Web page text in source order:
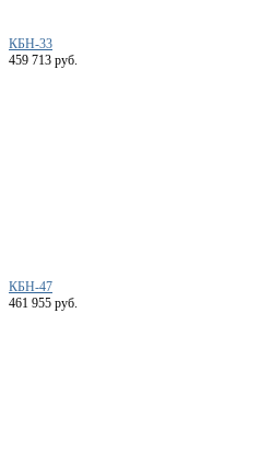
КБН-33
459 713 руб.
КБН-47
461 955 руб.